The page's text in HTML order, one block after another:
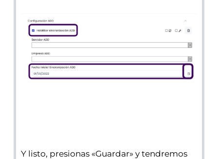
Y listo, presionas «Guardar» y tendremos